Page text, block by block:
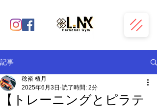
記事
【トレーニングとピラテ
稔裕 植月
2025年6月3日 読了時間: 2分